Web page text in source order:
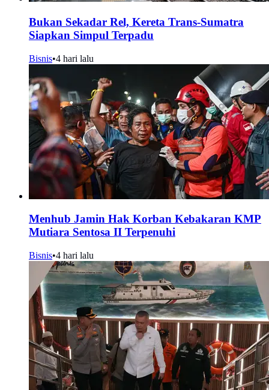
Bukan Sekadar Rel, Kereta Trans-Sumatra
Siapkan Simpul Terpadu
Bisnis•4 hari lalu
Menhub Jamin Hak Korban Kebakaran KMP
Mutiara Sentosa II Terpenuhi
Bisnis•4 hari lalu